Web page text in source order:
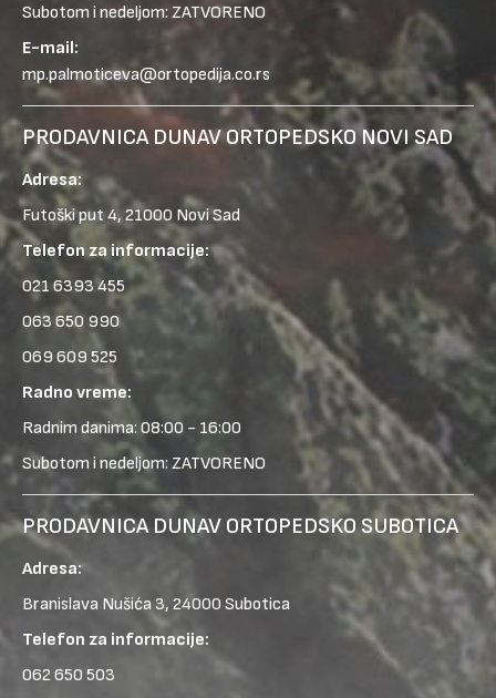
Subotom i nedeljom: ZATVORENO
E-mail:
mp.palmoticeva@ortopedija.co.rs
PRODAVNICA DUNAV ORTOPEDSKO NOVI SAD
Adresa:
Futoški put 4, 21000 Novi Sad
Telefon za informacije:
021 6393 455
063 650 990
069 609 525
Radno vreme:
Radnim danima: 08:00 - 16:00
Subotom i nedeljom: ZATVORENO
PRODAVNICA DUNAV ORTOPEDSKO SUBOTICA
Adresa:
Branislava Nušića 3, 24000 Subotica
Telefon za informacije:
062 650 503